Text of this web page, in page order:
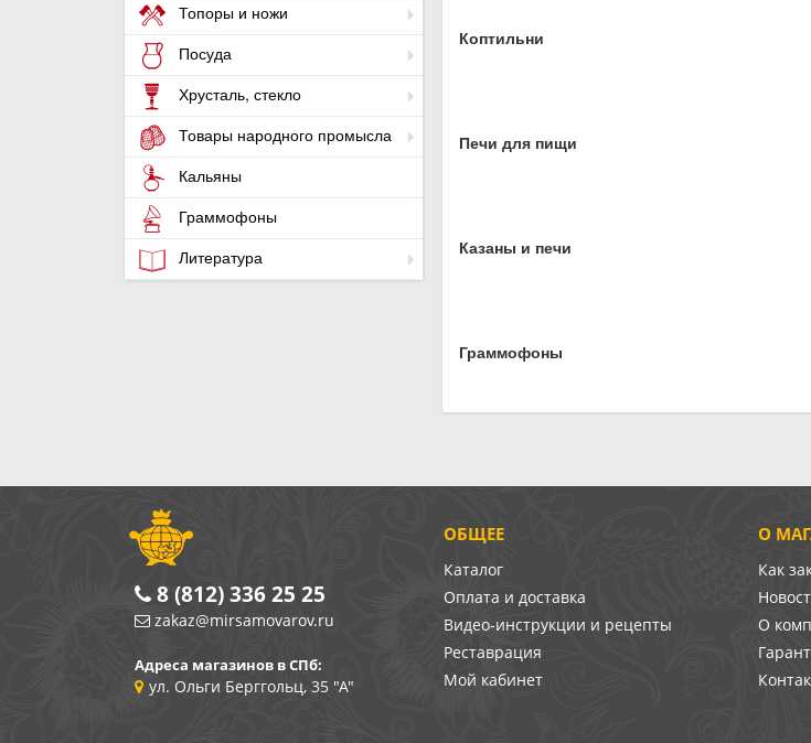
Топоры и ножи
Посуда
Хрусталь, стекло
Товары народного промысла
Кальяны
Граммофоны
Литература
Коптильни
Печи для пищи
Казаны и печи
Граммофоны
О
Как
О
ОБЩЕЕ
Каталог
Оплата и доставка
Видео-инструкции и рецепты
Реставрация
Мой кабинет
8 (812) 336 25 25
zakaz@mirsamovarov.ru
Адреса магазинов в СПб:
ул. Ольги Берггольц, 35 "А"